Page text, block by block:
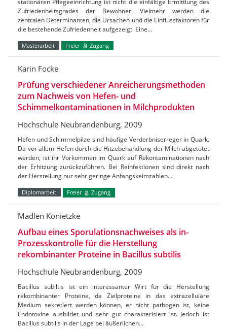
Zufriedenheitsgrades der Bewohner. Vielmehr werden die
zentralen Determinanten, die Ursachen und die Einflussfaktoren für
die bestehende Zufriedenheit aufgezeigt. Eine…
Masterarbeit Freier Zugang
Karin Focke
Prüfung verschiedener Anreicherungsmethoden
zum Nachweis von Hefen- und
Schimmelkontaminationen in Milchprodukten
Hochschule Neubrandenburg, 2009
Hefen und Schimmelpilze sind häufige Verderbniserreger in Quark.
Da vor allem Hefen durch die Hitzebehandlung der Milch abgetötet
werden, ist ihr Vorkommen im Quark auf Rekontaminationen nach
der Erhitzung zurückzuführen. Bei Reinfektionen sind direkt nach
der Herstellung nur sehr geringe Anfangskeimzahlen…
Diplomarbeit Freier Zugang
Madlen Konietzke
Aufbau eines Sporulationsnachweises als in-
Prozesskontrolle für die Herstellung
rekombinanter Proteine in Bacillus subtilis
Hochschule Neubrandenburg, 2009
Bacillus subiltis ist ein interessanter Wirt für die Herstellung
rekombinanter Proteine, da Zielproteine in das extrazelluläre
Medium sekretiert werden können, er nicht pathogen ist, keine
Endotoxine ausbildet und sehr gut charakterisiert ist. Jedoch ist
Bacillus subtilis in der Lage bei äußerlichen…